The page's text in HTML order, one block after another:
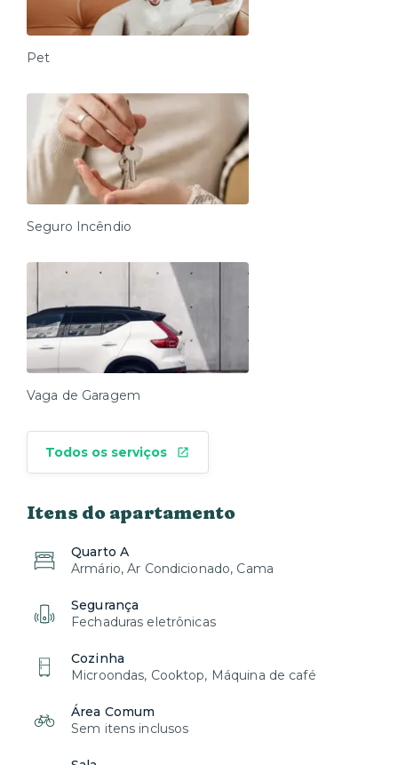
Pet
Seguro Incêndio
Vaga de Garagem
Todos os serviços
Itens do apartamento
Quarto A
Armário, Ar Condicionado, Cama
Segurança
Fechaduras eletrônicas
Cozinha
Microondas, Cooktop, Máquina de café
Área Comum
Sem itens inclusos